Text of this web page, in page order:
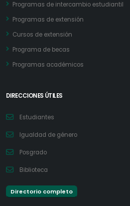
Programas de intercambio estudiantil
Programas de extensión
Cursos de extensión
Programa de becas
Programas académicos
DIRECCIONES ÚTILES
Estudiantes
Igualdad de género
Posgrado
Biblioteca
Directorio completo